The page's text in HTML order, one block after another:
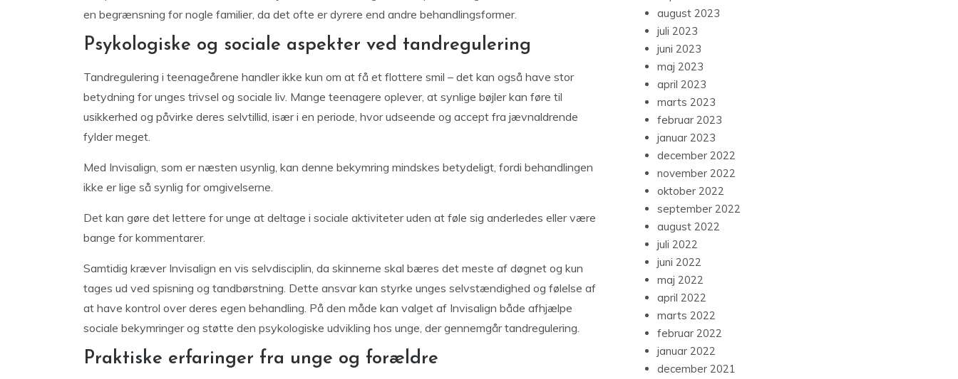
en begrænsning for nogle familier, da det ofte er dyrere end andre behandlingsformer.
Psykologiske og sociale aspekter ved tandregulering
Tandregulering i teenageårene handler ikke kun om at få et flottere smil – det kan også have stor
betydning for unges trivsel og sociale liv. Mange teenagere oplever, at synlige bøjler kan føre til
usikkerhed og påvirke deres selvtillid, især i en periode, hvor udseende og accept fra jævnaldrende
fylder meget.
Med Invisalign, som er næsten usynlig, kan denne bekymring mindskes betydeligt, fordi behandlingen
ikke er lige så synlig for omgivelserne.
Det kan gøre det lettere for unge at deltage i sociale aktiviteter uden at føle sig anderledes eller være
bange for kommentarer.
Samtidig kræver Invisalign en vis selvdisciplin, da skinnerne skal bæres det meste af døgnet og kun
tages ud ved spisning og tandbørstning. Dette ansvar kan styrke unges selvstændighed og følelse af
at have kontrol over deres egen behandling. På den måde kan valget af Invisalign både afhjælpe
sociale bekymringer og støtte den psykologiske udvikling hos unge, der gennemgår tandregulering.
Praktiske erfaringer fra unge og forældre
august 2023
juli 2023
juni 2023
maj 2023
april 2023
marts 2023
februar 2023
januar 2023
december 2022
november 2022
oktober 2022
september 2022
august 2022
juli 2022
juni 2022
maj 2022
april 2022
marts 2022
februar 2022
januar 2022
december 2021